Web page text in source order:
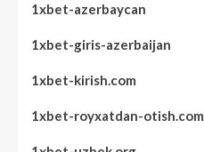
1xbet-azerbaycan
1xbet-giris-azerbaijan
1xbet-kirish.com
1xbet-royxatdan-otish.com